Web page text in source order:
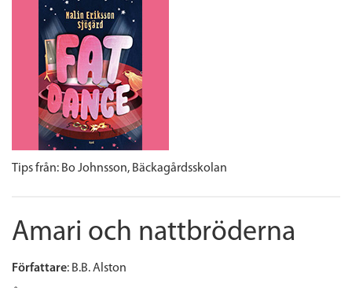
Tips från: Bo Johnsson, Bäckagårdsskolan
Amari och nattbröderna
Författare: B.B. Alston